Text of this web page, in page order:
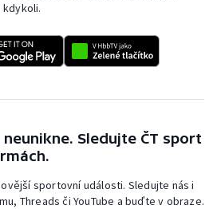
Sledujte ČT sport
sportovní události. Sledujte nás i
Threads či YouTube a buďte v obraze.